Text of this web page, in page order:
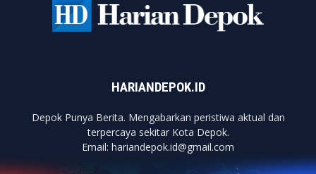
HARIANDEPOK.ID
Depok Punya Berita. Mengabarkan peristiwa aktual dan
terpercaya sekitar Kota Depok.
Email: hariandepok.id@gmail.com